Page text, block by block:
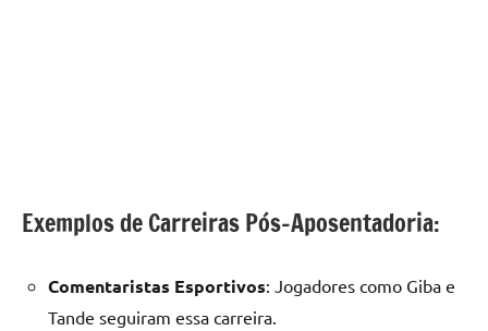
Exemplos de Carreiras Pós-Aposentadoria:
Comentaristas Esportivos: Jogadores como Giba e
Tande seguiram essa carreira.